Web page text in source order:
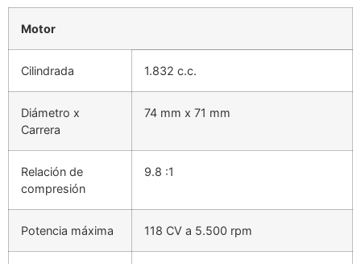
Motor
Cilindrada 1.832 c.c.
Diámetro x
Carrera
74 mm x 71 mm
Relación de
compresión
9.8 :1
Potencia máxima 118 CV a 5.500 rpm